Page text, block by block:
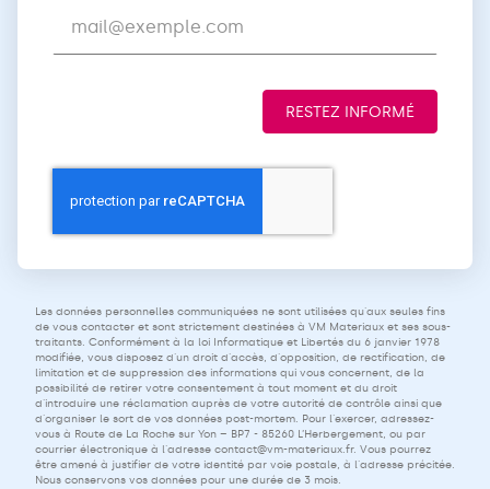
RESTEZ INFORMÉ
Les données personnelles communiquées ne sont utilisées qu'aux seules fins
de vous contacter et sont strictement destinées à VM Materiaux et ses sous-
traitants. Conformément à la loi Informatique et Libertés du 6 janvier 1978
modifiée, vous disposez d'un droit d'accès, d'opposition, de rectification, de
limitation et de suppression des informations qui vous concernent, de la
possibilité de retirer votre consentement à tout moment et du droit
d'introduire une réclamation auprès de votre autorité de contrôle ainsi que
d'organiser le sort de vos données post-mortem. Pour l'exercer, adressez-
vous à Route de La Roche sur Yon – BP7 - 85260 L’Herbergement, ou par
courrier électronique à l'adresse contact@vm-materiaux.fr. Vous pourrez
être amené à justifier de votre identité par voie postale, à l'adresse précitée.
Nous conservons vos données pour une durée de 3 mois.